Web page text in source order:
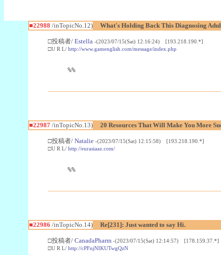
■22988 /inTopicNo.12) What's Holding Back This Diagnosing
□投稿者/ Estella -(2023/07/15(Sat) 12:16:24) [193.218.190.*]
□U R L/ http://www.gamenglish.com/message/index.php
%%
■22987/inTopicNo.13) 20 Resources That Will Make You More
□投稿者/ Natalie -(2023/07/15(Sat) 12:15:58) [193.218.190.*]
□U R L/ http://eurasiaaz.com/
%%
■22986 /inTopicNo.14) Re[231]: Just wanted to say Hi.
□投稿者/ CanadaPharm -(2023/07/15(Sat) 12:14:57) [178.159.37.*]
□U R L/ http://cPFnjNIKUTwgQzN